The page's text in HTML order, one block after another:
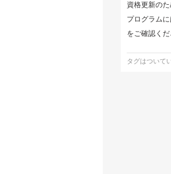
資格更新のた
プログラムに
をご確認く
タグはついて